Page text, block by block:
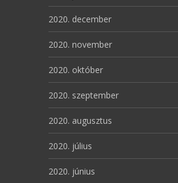
2020. december
2020. november
2020. október
2020. szeptember
2020. augusztus
2020. július
2020. június